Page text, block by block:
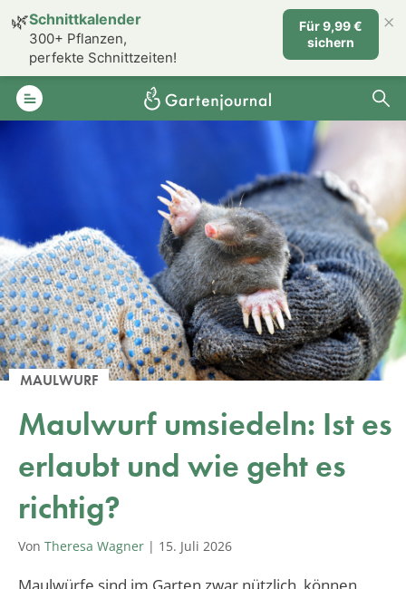
MAULWURF
Maulwurf umsiedeln: Ist es
erlaubt und wie geht es
richtig?
Von Theresa Wagner | 15. Juli 2026
Maulwürfe sind im Garten zwar nützlich, können
🌿Schnittkalender
300+ Pflanzen,
perfekte Schnittzeiten!
Für 9,99 €
sichern
×